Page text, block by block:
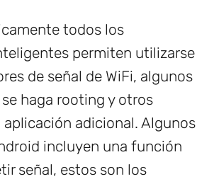
todos los
permiten utilizarse
de señal de WiFi, algunos
haga rooting y otros
adicional. Algunos
incluyen una función
señal, estos son los